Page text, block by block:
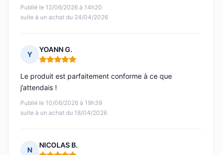
Publié le 12/06/2026 à 14h20
suite à un achat du 24/04/2026
Y
YOANN G.
Note : 5 sur 5
Publié le 10/06/2026 à 19h39
suite à un achat du 18/04/2026
Le produit est parfaitement conforme à ce que
j’attendais !
N
NICOLAS B.